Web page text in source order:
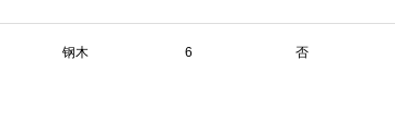
钢木 6 否